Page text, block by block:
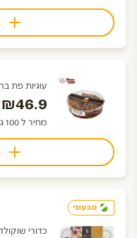
עוגיות פת
₪46.9
מחיר ל 100 גרם ₪18.76
טבעוני
כדורי